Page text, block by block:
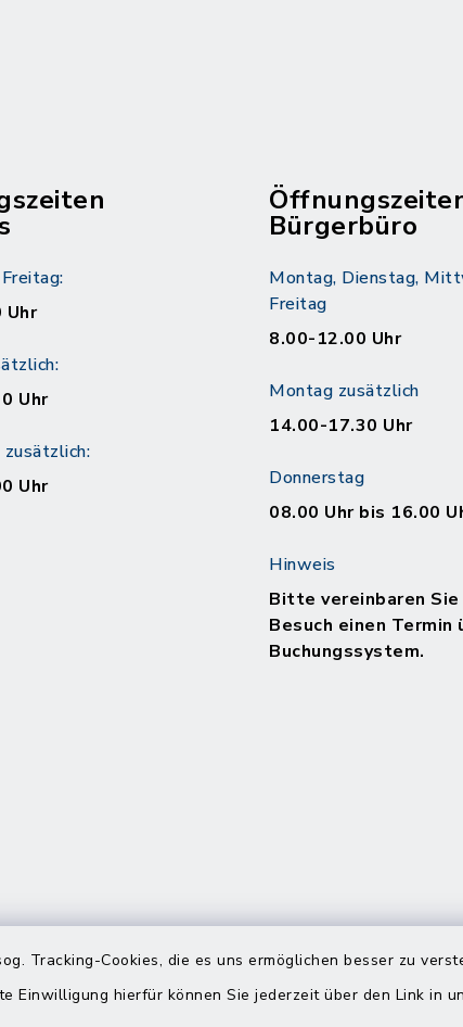
Tracking-Cookies, die es uns ermöglichen besser zu
Einwilligung hierfür können Sie jederzeit über den Link in
Uhr
Uhr
Uhr
Bürgerbüro
Montag, Dienstag,
Freitag
8.00-12.00 Uhr
Montag zusätzlich
14.00-17.30 Uhr
Donnerstag
08.00 Uhr bis 16.00
Hinweis
Bitte vereinbaren Sie
Besuch einen Termin
Buchungssystem.